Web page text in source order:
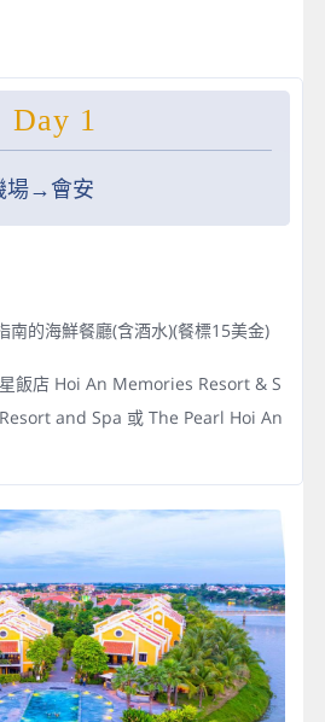
Day 1
場→會安
南的海鮮餐廳(含酒水)(餐標15美金)
星飯店 Hoi An Memories Resort & S
and Spa 或 The Pearl Hoi An